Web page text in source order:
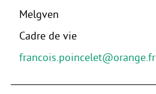
Melgven
Cadre de vie
francois.poincelet@orange.fr